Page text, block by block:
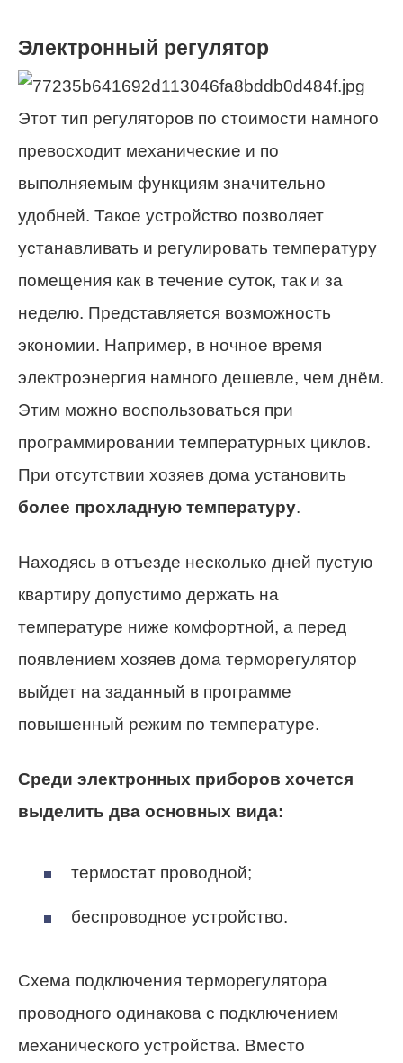
Электронный регулятор
Этот тип регуляторов по стоимости намного
превосходит механические и по
выполняемым функциям значительно
удобней. Такое устройство позволяет
устанавливать и регулировать температуру
помещения как в течение суток, так и за
неделю. Представляется возможность
экономии. Например, в ночное время
электроэнергия намного дешевле, чем днём.
Этим можно воспользоваться при
программировании температурных циклов.
При отсутствии хозяев дома установить
более прохладную температуру.
Находясь в отъезде несколько дней пустую
квартиру допустимо держать на
температуре ниже комфортной, а перед
появлением хозяев дома терморегулятор
выйдет на заданный в программе
повышенный режим по температуре.
Среди электронных приборов хочется
выделить два основных вида:
термостат проводной;
беспроводное устройство.
Схема подключения терморегулятора
проводного одинакова с подключением
механического устройства. Вместо